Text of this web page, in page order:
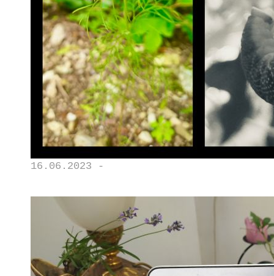
16.06.2023 -